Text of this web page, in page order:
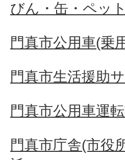
びん・缶・ペッ
門真市公用車(乗
門真市生活援助
門真市公用車運
門真市庁舎(市役